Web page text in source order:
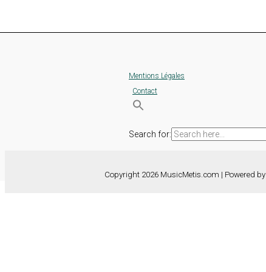
Mentions Légales
Contact
Search for:
Copyright 2026 MusicMetis.com | Powered by